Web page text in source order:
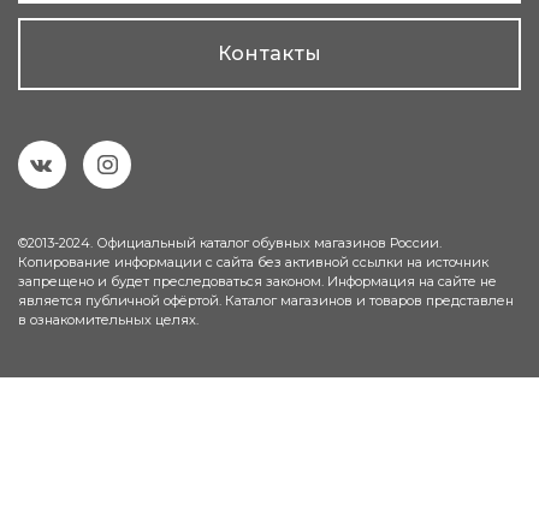
Контакты
©2013-2024. Официальный каталог обувных магазинов России.
Копирование информации с сайта без активной ссылки на источник
запрещено и будет преследоваться законом. Информация на сайте не
является публичной офёртой. Каталог магазинов и товаров представлен
в ознакомительных целях.